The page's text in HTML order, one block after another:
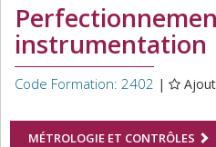
instrumentation
Code Formation: 2402 |
MÉTROLOGIE ET CONTRÔLES